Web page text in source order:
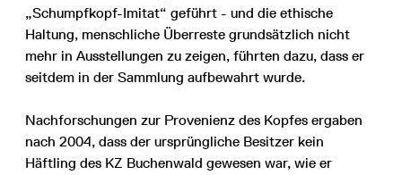
„Schumpfkopf-Imitat“ geführt - und die ethische
Haltung, menschliche Überreste grundsätzlich nicht
mehr in Ausstellungen zu zeigen, führten dazu, dass er
seitdem in der Sammlung aufbewahrt wurde.
Nachforschungen zur Provenienz des Kopfes ergaben
nach 2004, dass der ursprüngliche Besitzer kein
Häftling des KZ Buchenwald gewesen war, wie er